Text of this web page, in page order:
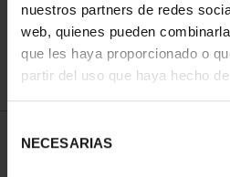
nuestros partners de redes
web, quienes pueden
que les haya proporcionado o
partir del uso que haya hecho
NECESARIAS
1 Productos encontrados